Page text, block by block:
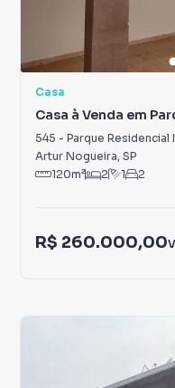
Casa
Casa à Venda em
545 - Parque Residencial
Artur Nogueira, SP
120m² 2 1 2
R$ 260.000,00